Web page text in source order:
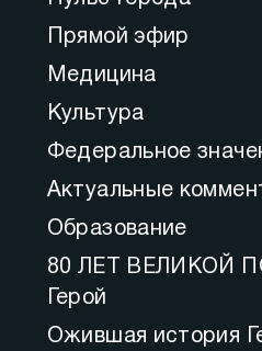
Прямой эфир
Медицина
Культура
Федеральное
Актуальные
Образование
80 ЛЕТ ВЕЛИКОЙ
Герой
Ожившая история